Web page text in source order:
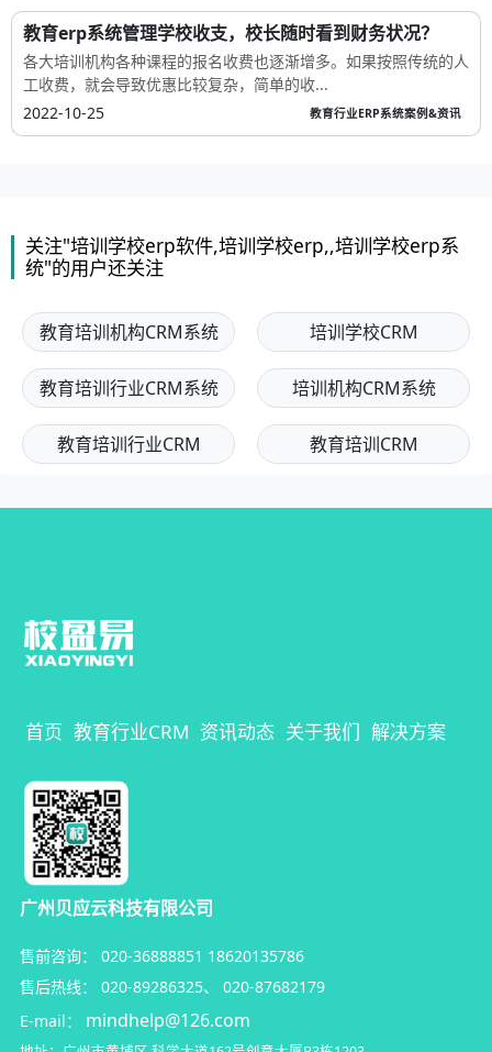
教育erp系统管理学校收支，校长随时看到财务状况？
各大培训机构各种课程的报名收费也逐渐增多。如果按照传统的人
工收费，就会导致优惠比较复杂，简单的收...
2022-10-25
教育行业ERP系统案例&资讯
关注"培训学校erp软件,培训学校erp,,培训学校erp系
统"的用户还关注
教育培训机构CRM系统 培训学校CRM
教育培训行业CRM系统 培训机构CRM系统
教育培训行业CRM 教育培训CRM
首页 教育行业CRM 资讯动态 关于我们 解决方案
广州贝应云科技有限公司
售前咨询： 020-36888851 18620135786
售后热线：
020-89286325、 020-87682179
E-mail：
mindhelp@126.com